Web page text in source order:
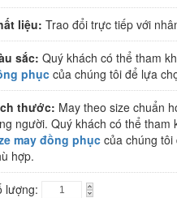
liệu: Trao đổi trực tiếp với
sắc: Quý khách có thể tham
phục của chúng tôi để lựa
thước: May theo size chuẩn
người. Quý khách có thể tham
may đồng phục của chúng
hợp.
lượng: